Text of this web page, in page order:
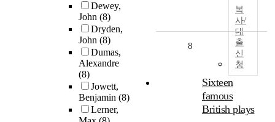
Dewey,
John (8)
Dryden,
John (8)
Dumas,
Alexandre
(8)
Jowett,
Benjamin (8)
Lerner,
복
사/
대
출
신
청
8
Sixteen
famous
British plays